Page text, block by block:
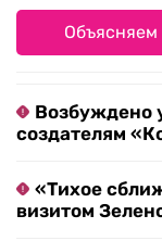
Объясняем
Возбуждено
создателям
«Тихое
визитом